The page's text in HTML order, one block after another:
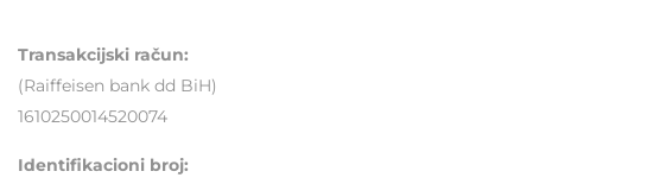
Transakcijski račun:
(Raiffeisen bank dd BiH)
1610250014520074
Identifikacioni broj: